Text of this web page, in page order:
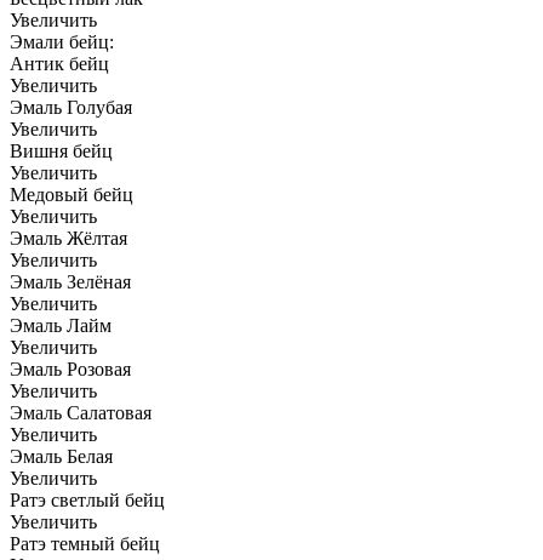
Увеличить
Эмали бейц:
Антик бейц
Увеличить
Эмаль Голубая
Увеличить
Вишня бейц
Увеличить
Медовый бейц
Увеличить
Эмаль Жёлтая
Увеличить
Эмаль Зелёная
Увеличить
Эмаль Лайм
Увеличить
Эмаль Розовая
Увеличить
Эмаль Салатовая
Увеличить
Эмаль Белая
Увеличить
Ратэ светлый бейц
Увеличить
Ратэ темный бейц